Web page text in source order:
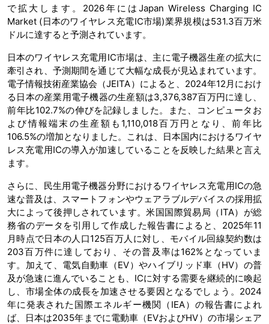
で拡大します。2026年にはJapan Wireless Charging IC
Market (日本のワイヤレス充電IC市場)業界規模は531.3百万米
ドルに達すると予測されています。
日本のワイヤレス充電用IC市場は、主に電子機器生産の拡大に
牽引され、予測期間を通じて大幅な成長が見込まれています。
電子情報技術産業協会（JEITA）によると、2024年12月におけ
る日本の産業用電子機器の生産額は3,376,387百万円に達し、
前年比102.7%の伸びを記録しました。また、コンピュータお
よび情報端末の生産額も1,110,018百万円となり、前年比
106.5%の増加となりました。これは、日本国内におけるワイヤ
レス充電用ICの導入が加速していることを反映した結果と言え
ます。
さらに、民生用電子機器分野におけるワイヤレス充電用ICの急
速な普及は、スマートフォンやウェアラブルデバイスの採用拡
大によって後押しされています。米国国際貿易局（ITA）が総
務省のデータを引用して作成した報告書によると、2025年11
月時点で日本の人口125百万人に対し、モバイル回線契約数は
203百万件に達しており、その普及率は162%となっていま
す。加えて、電気自動車（EV）やハイブリッド車（HV）の普
及が急速に進んでいることも、ICに対する需要を継続的に喚起
し、市場全体の成長を加速させる要因となるでしょう。2024
年に発表された国際エネルギー機関（IEA）の報告書によれ
ば、日本は2035年までに電動車（EVおよびHV）の市場シェア